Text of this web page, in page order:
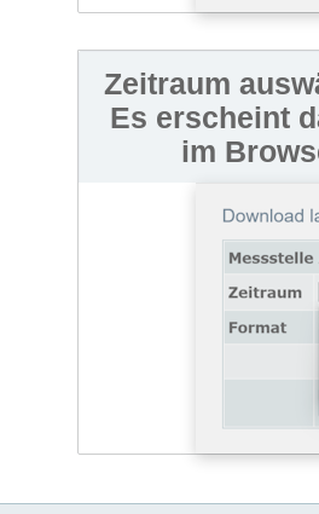
Zeitraum
Es erscheint
im